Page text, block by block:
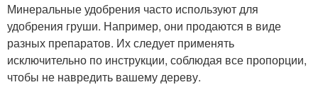
Минеральные удобрения часто используют для
удобрения груши. Например, они продаются в виде
разных препаратов. Их следует применять
исключительно по инструкции, соблюдая все пропорции,
чтобы не навредить вашему дереву.